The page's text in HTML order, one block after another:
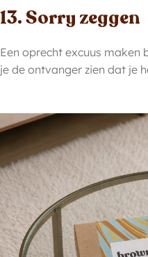
13. Sorry zeggen
Een oprecht excuus
je de ontvanger zien dat je